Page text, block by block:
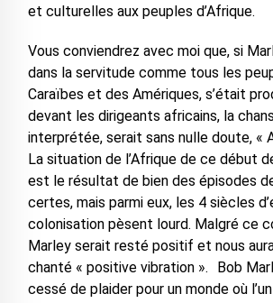
et culturelles aux peuples d’Afrique.
Vous conviendrez avec moi que, si
dans la servitude comme tous les
Caraïbes et des Amériques, s’était
devant les dirigeants africains, la
interprétée, serait sans nulle doute, «
La situation de l’Afrique de ce début
est le résultat de bien des épisodes
certes, mais parmi eux, les 4 siècles
colonisation pèsent lourd. Malgré ce
Marley serait resté positif et nous
chanté « positive vibration ». Bob
cessé de plaider pour un monde où